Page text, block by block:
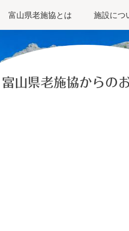
富山県老施協とは 施設につ
富山県老施協からの